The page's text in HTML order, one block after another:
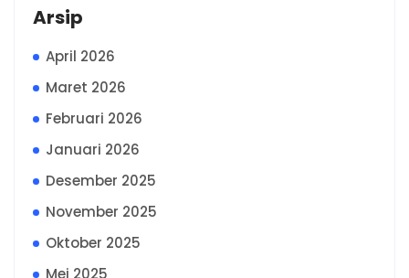
Arsip
April 2026
Maret 2026
Februari 2026
Januari 2026
Desember 2025
November 2025
Oktober 2025
Mei 2025